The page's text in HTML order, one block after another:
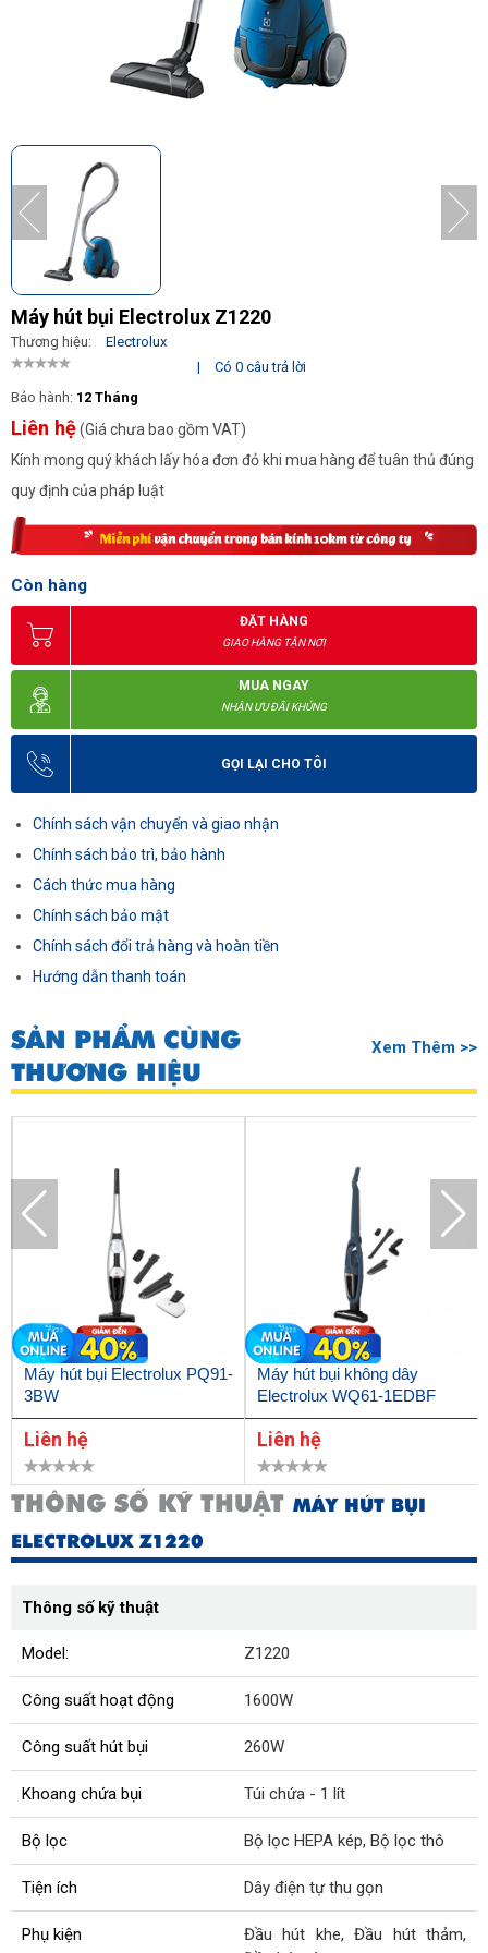
Máy hút bụi Electrolux Z1220
Thương hiệu:
Electrolux
|
Có 0 câu trả lời
Bảo hành: 12 Tháng
Liên hệ(Giá chưa bao gồm VAT)
Kính mong quý khách lấy hóa đơn đỏ khi mua hàng để tuân thủ đúng
quy định của pháp luật
Còn hàng
ĐẶT HÀNG
GIAO HÀNG TẬN NƠI
MUA NGAY
NHẬN ƯU ĐÃI KHỦNG
GỌI LẠI CHO TÔI
Chính sách vận chuyển và giao nhận
Chính sách bảo trì, bảo hành
Cách thức mua hàng
Chính sách bảo mật
Chính sách đổi trả hàng và hoàn tiền
Hướng dẫn thanh toán
SẢN PHẨM CÙNG
THƯƠNG HIỆU
Xem Thêm >>
Máy hút bụi Electrolux PQ91-
3BW
Liên hệ
Máy hút bụi không dây
Electrolux WQ61-1EDBF
Liên hệ
THÔNG SỐ KỸ THUẬT MÁY HÚT BỤI
ELECTROLUX Z1220
Thông số kỹ thuật
Model: Z1220
Công suất hoạt động 1600W
Công suất hút bụi 260W
Khoang chứa bụi Túi chứa - 1 lít
Bộ lọc Bộ lọc HEPA kép, Bộ lọc thô
Tiện ích Dây điện tự thu gọn
Phụ kiện
Đầu hút khe, Đầu hút thảm,